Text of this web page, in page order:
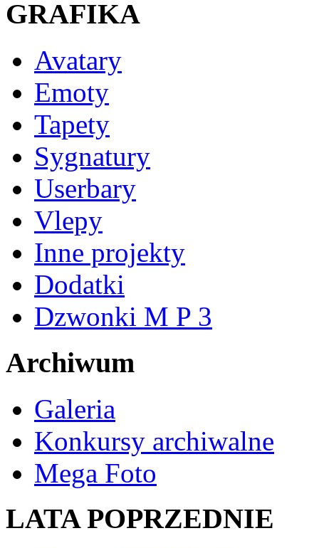
GRAFIKA
Avatary
Emoty
Tapety
Sygnatury
Userbary
Vlepy
Inne projekty
Dodatki
Dzwonki M P 3
Archiwum
Galeria
Konkursy archiwalne
Mega Foto
LATA POPRZEDNIE